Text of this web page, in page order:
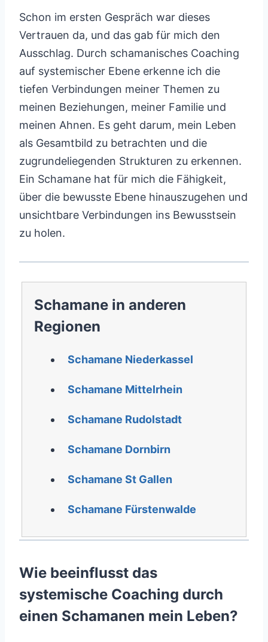
Schon im ersten Gespräch war dieses
Vertrauen da, und das gab für mich den
Ausschlag. Durch schamanisches Coaching
auf systemischer Ebene erkenne ich die
tiefen Verbindungen meiner Themen zu
meinen Beziehungen, meiner Familie und
meinen Ahnen. Es geht darum, mein Leben
als Gesamtbild zu betrachten und die
zugrundeliegenden Strukturen zu erkennen.
Ein Schamane hat für mich die Fähigkeit,
über die bewusste Ebene hinauszugehen und
unsichtbare Verbindungen ins Bewusstsein
zu holen.
Schamane in anderen
Regionen
Schamane Niederkassel
Schamane Mittelrhein
Schamane Rudolstadt
Schamane Dornbirn
Schamane St Gallen
Schamane Fürstenwalde
Wie beeinflusst das
systemische Coaching durch
einen Schamanen mein Leben?